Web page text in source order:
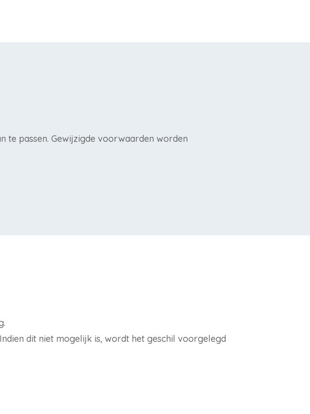
te passen. Gewijzigde voorwaarden worden
dit niet mogelijk is, wordt het geschil voorgelegd